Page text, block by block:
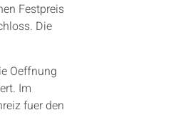
Festpreis
Die
Oeffnung
Im
fuer den